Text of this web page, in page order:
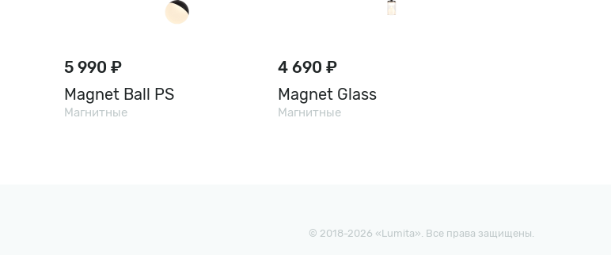
5 990 ₽
Magnet Ball PS
Магнитные
4 690 ₽
Magnet Glass
Магнитные
© 2018-2026 «Lumita». Все права защищены.